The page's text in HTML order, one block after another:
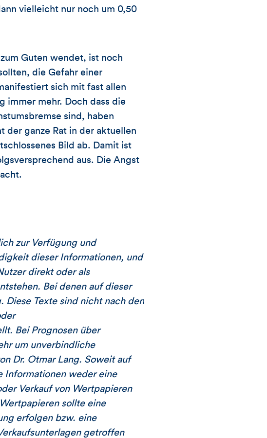
vielleicht nur noch um 0,50
Guten wendet, ist noch
die Gefahr einer
sich mit fast allen
immer mehr. Doch dass die
sind, haben
der ganze Rat in der aktuellen
Bild ab. Damit ist
aus. Die Angst
zur Verfügung und
dieser Informationen, und
direkt oder als
Bei denen auf dieser
Diese Texte sind nicht nach den
Bei Prognosen über
um unverbindliche
Dr. Otmar Lang. Soweit auf
Informationen weder eine
Verkauf von Wertpapieren
sollte eine
erfolgen bzw. eine
getroffen